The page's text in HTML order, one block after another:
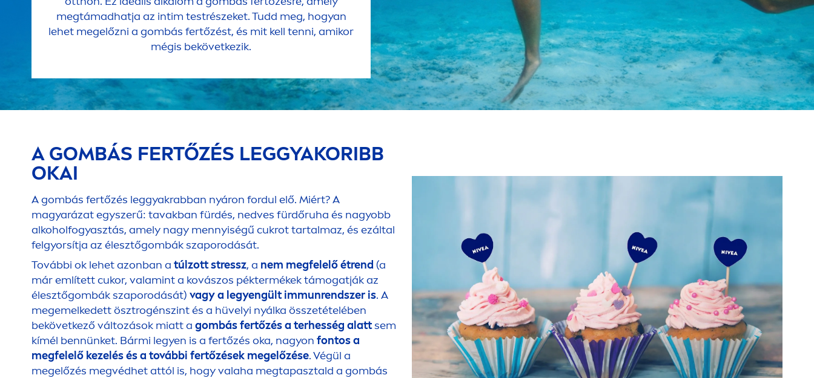
megtámadhatja az intim testrészeket. Tudd meg, hogyan
lehet megelőzni a gombás fertőzést, és mit kell tenni, amikor
mégis bekövetkezik.
A GOMBÁS FERTŐZÉS LEGGYAKORIBB
OKAI
A gombás fertőzés leggyakrabban nyáron fordul elő. Miért? A
magyarázat egyszerű: tavakban fürdés, nedves fürdőruha és nagyobb
alkoholfogyasztás, amely nagy mennyiségű cukrot tartalmaz, és ezáltal
felgyorsítja az élesztőgombák szaporodását.
További ok lehet azonban a túlzottstressz, a nem megfelelő étrend(a
már említett cukor, valamint a kovászos péktermékek támogatják az
élesztőgombák szaporodását) vagy a legyengült immunrendszer is. A
megemelkedett ösztrogénszint és a hüvelyi nyálka összetételében
bekövetkező változások miatt a gombás fertőzés a terhesség alattsem
kímél bennünket. Bármi legyen is a fertőzés oka, nagyon fontos a
megfelelő kezelés és a további fertőzések megelőzése. Végül a
megelőzés megvédhet attól is, hogy valaha megtapasztald a gombás